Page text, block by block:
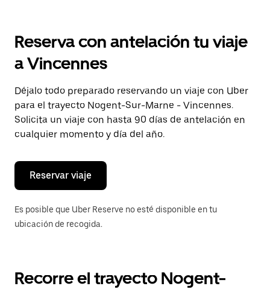
calendario
seleccionar
fecha.
Pulsa
el
botón
de
escape
cerrar
calendario.
Reserva con antelación tu viaje
a Vincennes
Déjalo todo preparado reservando un viaje con Uber
para el trayecto Nogent-Sur-Marne - Vincennes.
Solicita un viaje con hasta 90 días de antelación en
cualquier momento y día del año.
Reservar viaje
Es posible que Uber Reserve no esté disponible en tu
ubicación de recogida.
Recorre el trayecto Nogent-